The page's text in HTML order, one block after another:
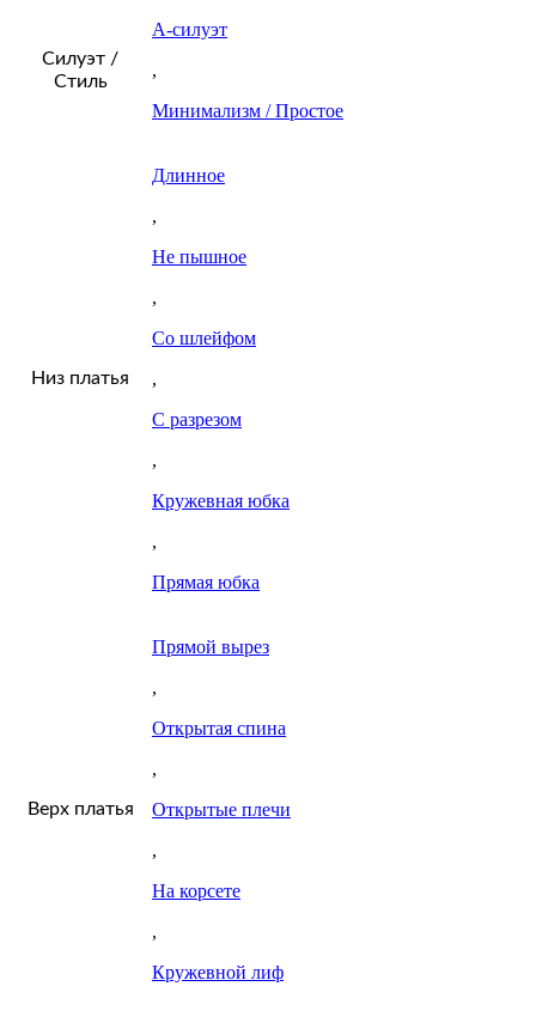
Силуэт /
Стиль
А-силуэт
,
Минимализм / Простое
Низ платья
Длинное
,
Не пышное
,
Со шлейфом
,
С разрезом
,
Кружевная юбка
,
Прямая юбка
Верх платья
Прямой вырез
,
Открытая спина
,
Открытые плечи
,
На корсете
,
Кружевной лиф